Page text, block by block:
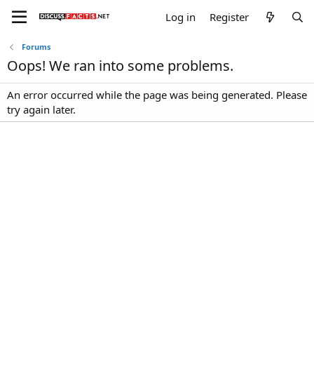
Log in Register
Forums
Oops! We ran into some problems.
An error occurred while the page was being generated. Please
try again later.